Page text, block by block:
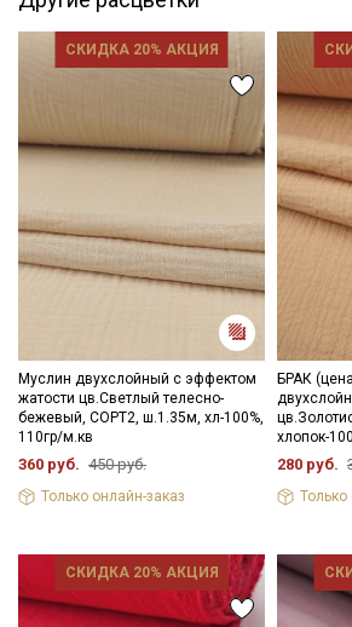
зависимости от партии.
СКИДКА 20% АКЦИЯ
Муслин двухслойный с эффектом
жатости цв.Светлый телесно-
бежевый, СОРТ2, ш.1.35м, хл-100%,
110гр/м.кв
360 руб. 450 руб.
Только онлайн-заказ
БРАК
хлопок-
280 руб.
Только
СКИДКА 20% АКЦИЯ